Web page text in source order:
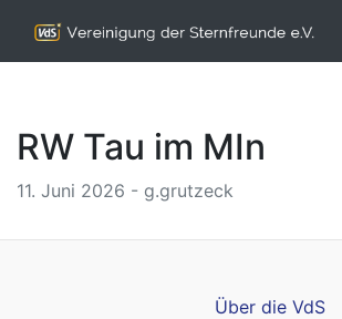
RW Tau im MIn
11. Juni 2026 - g.grutzeck
Über die VdS